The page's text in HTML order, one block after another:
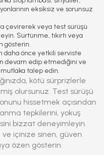
eksiksiz ve sorunsuz
çevirerek veya test sürüşü
Sürtünme, tıkırtı veya
gösterin.
daha önce yetkili serviste
devam edip etmediğini ve
mutlaka talep edin.
kötü sürprizlerle
olursunuz. Test sürüşü
hissetmek açısından
tepkilerini, yokuş
bizzat deneyimleyin.
içinize sinen, güven
özen gösterin.